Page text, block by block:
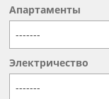
Апартаменты
-------
Электричество
-------